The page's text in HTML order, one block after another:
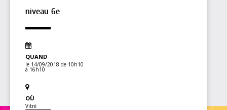
niveau 6e
QUAND
le 14/09/2018 de 10h10
à 16h10
OÙ
Vitré